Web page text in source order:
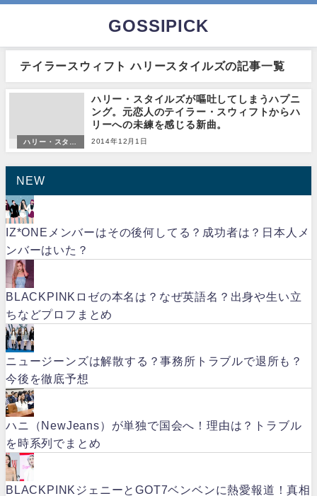
GOSSIPICK
テイラースウィフト ハリースタイルズの記事一覧
ハリー・スタイ
ルズ
ハリー・スタイルズが嘔吐してしまうハプニ
ング。元恋人のテイラー・スウィフトからハ
リーへの未練を感じる新曲。
2014年12月1日
NEW
IZ*ONEメンバーはその後何してる？成功者は？日本人メ
ンバーはいた？
BLACKPINKロゼの本名は？なぜ英語名？出身や生い立
ちなどプロフまとめ
ニュージーンズは解散する？事務所トラブルで退所も？
今後を徹底予想
ハニ（NewJeans）が単独で国会へ！理由は？トラブル
を時系列でまとめ
BLACKPINKジェニーとGOT7ベンベンに熱愛報道！真相